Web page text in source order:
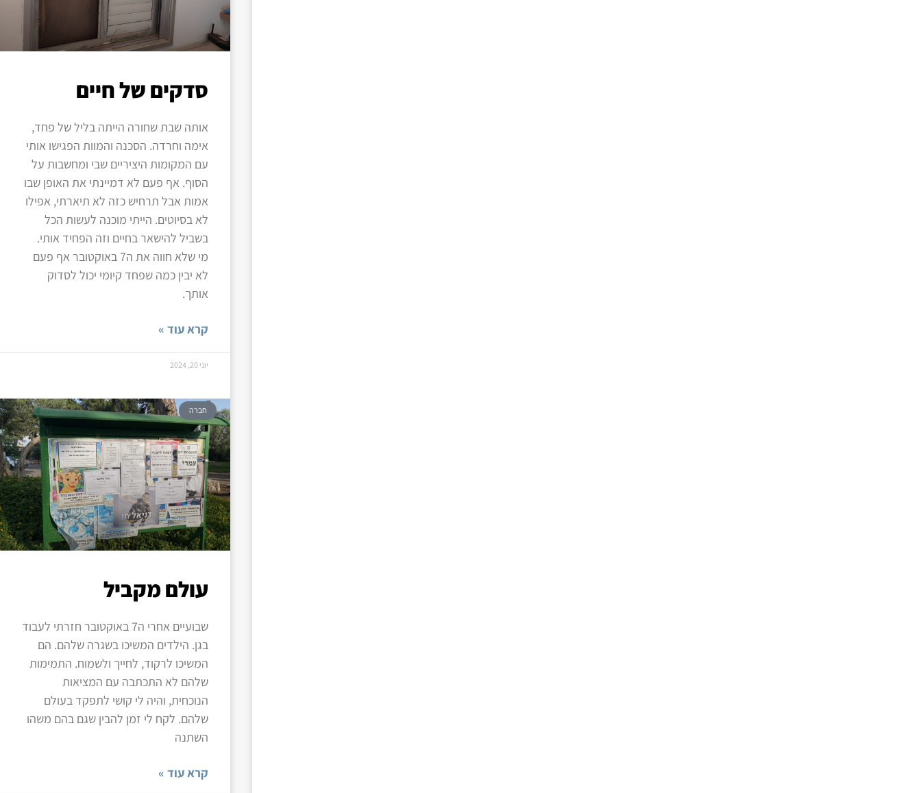
סדקים של חיים
אותה שבת שחורה הייתה בליל של פחד,
אימה וחרדה. הסכנה והמוות הפגישו אותי
עם המקומות היציריים שבי ומחשבות על
הסוף. אף פעם לא דמיינתי את האופן שבו
אמות אבל תרחיש כזה לא תיארתי, אפילו
לא בסיוטים. הייתי מוכנה לעשות הכל
בשביל להישאר בחיים וזה הפחיד אותי.
מי שלא חווה את ה7 באוקטובר אף פעם
לא יבין כמה שפחד קיומי יכול לסדוק
אותך.
קרא עוד »
יוני 20, 2024
חברה
עולם מקביל
שבועיים אחרי ה7 באוקטובר חזרתי לעבוד
בגן. הילדים המשיכו בשגרה שלהם. הם
המשיכו לרקוד, לחייך ולשמוח. התמימות
שלהם לא התכתבה עם המציאות
הנוכחית, והיה לי קושי לתפקד בעולם
שלהם. לקח לי זמן להבין שגם בהם משהו
השתנה
קרא עוד »